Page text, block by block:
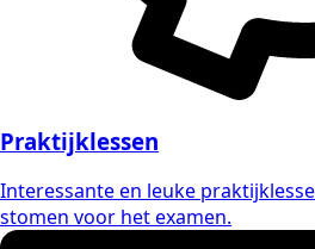
Praktijklessen
Interessante en leuke
stomen voor het examen.